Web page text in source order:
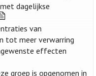
dagelijkse
van
tot meer verwarring
effecten
groep is opgenomen in